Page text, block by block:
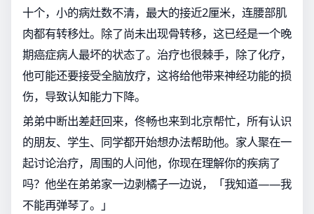
十个，小的病灶数不清，最大的接近2厘米，连腰部肌
肉都有转移灶。除了尚未出现骨转移，这已经是一个晚
期癌症病人最坏的状态了。治疗也很棘手，除了化疗，
他可能还要接受全脑放疗，这将给他带来神经功能的损
伤，导致认知能力下降。
弟弟中断出差赶回来，佟畅也来到北京帮忙，所有认识
的朋友、学生、同学都开始想办法帮助他。家人聚在一
起讨论治疗，周围的人问他，你现在理解你的疾病了
吗？他坐在弟弟家一边剥橘子一边说，「我知道——我
不能再弹琴了。」